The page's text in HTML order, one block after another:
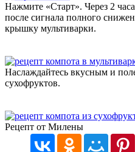
Нажмите «Старт». Через 2
после сигнала полного
крышку мультиварки.
Наслаждайтесь вкусным и
сухофруктов.
Рецепт от Милены